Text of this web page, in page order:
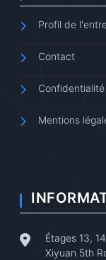
Profil de
Contact
Confidentialité
Mentions
Étages 13,
Xiyuan 5th